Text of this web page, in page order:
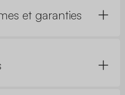
et garanties